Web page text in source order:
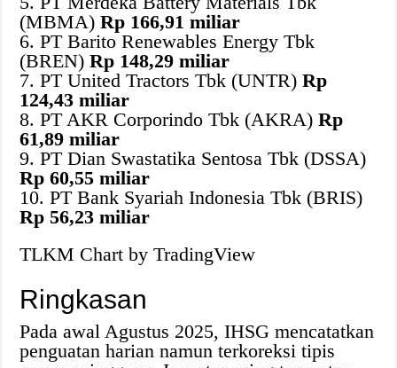
(MBMA)Rp 166,91 miliar
6. PT Barito Renewables Energy Tbk
(BREN)Rp 148,29 miliar
7. PT United Tractors Tbk (UNTR)Rp
124,43 miliar
8. PT AKR Corporindo Tbk (AKRA)Rp
61,89 miliar
9. PT Dian Swastatika Sentosa Tbk (DSSA)
Rp 60,55 miliar
10. PT Bank Syariah Indonesia Tbk (BRIS)
Rp 56,23 miliar
TLKM Chart by TradingView
Ringkasan
Pada awal Agustus 2025, IHSG mencatatkan
penguatan harian namun terkoreksi tipis